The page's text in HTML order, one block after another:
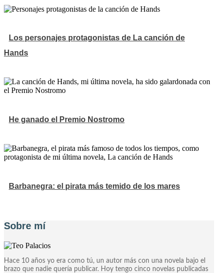
Los personajes protagonistas de La canción de
Hands
He ganado el Premio Nostromo
Barbanegra: el pirata más temido de los mares
Sobre mí
Hace 10 años yo era como tú, un autor más con una novela bajo el
brazo que nadie quería publicar. Hoy tengo cinco novelas publicadas